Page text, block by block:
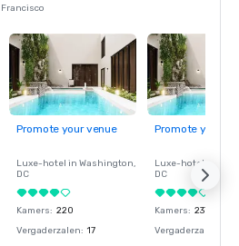
Promote your venue
Luxe-hotel in Washington,
DC
Kamers: 220
Vergaderzalen: 17
Promote your
Luxe-hotel in
DC
Kamers: 237
Vergaderzalen